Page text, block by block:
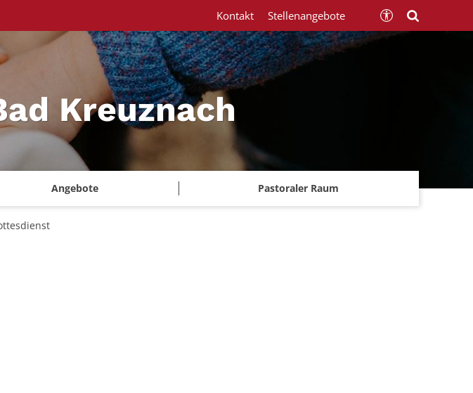
Kreuznach
Angebote Pastoraler Raum
Kontakt Stellenangebote